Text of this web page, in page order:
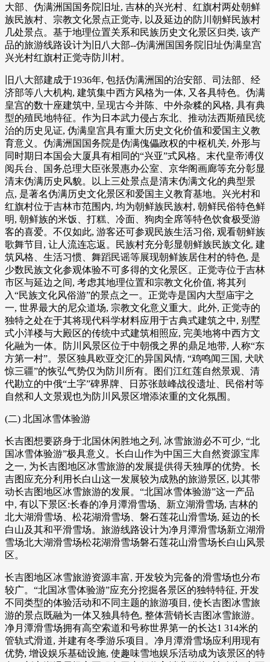
大部、伪满洲国国务院旧址, 吉林的兴光村、红旗村两处朝鲜
族民族村、宗教文化景点正觉寺, 以及延边的防川朝鲜民族村
几处景点。基于地理位置关系和民族历史文化景区归类, 该产
品的旅游线路设计为旧八大部--伪满洲国国务院旧址伪满皇宫
兴光村红旗村正觉寺防川村。
旧八大部建成于1936年, 包括伪满洲国的治安部、司法部、经
济部等八大机构, 建筑集中西方风格为一体, 又各具特色。伪满
皇宫的数十座建筑中, 呈现古今并陈、中外杂糅的风格, 具有典
型的殖民地特征。作为日本武力侵占东北、推动法西斯殖民统
治的历史见证, 伪满皇宫具有重大历史文化价值和爱国主义教
育意义。伪满洲国国务院是伪满傀儡政权的中枢机关, 外形与
同时期日本国会大厦具有相同的“兴亚”式风格。末代皇帝溥仪
阅兵台、国务总理大臣张景惠办公室、京华阁画廊等充分彰显
清末伪满历史风貌。以上三处景点是清末伪满文化的典型景
点, 是著名伪满历史文化景区和爱国主义教育基地。兴光村和
红旗村位于吉林市范围内, 均为朝鲜族民族村, 朝鲜民俗特色鲜
明, 朝鲜族的米饭、打糕、冷面、狗肉全席等特色饮食极受游
客的喜爱。不仅如此, 游客还可参观民族生活习俗, 观看朝鲜族
歌舞节目, 让人流连忘返。民族村充分彰显朝鲜族民族文化, 建
筑风格、生活习惯、舞蹈民谣等展现朝鲜族居住村的特色, 是
少数民族文化参观体验不可多得的文化景区。正觉寺位于吉林
市区与延边之间, 考虑其地理位置和宗教文化价值, 将其列
入“民族文化风俗游”的景点之一。正觉寺是国内大型庙宇之
一, 世界最大的尼众道场, 宗教文化意义重大。此外, 正觉寺的
独特之处在于其将现代科学材料应用于古典式建筑之中, 别墅
式小洋楼与大殿区的传统中式建筑相照应, 完美地将中西方文
化融为一体。防川风景区位于中朝俄之界的鼎足地带, 人称“东
方第一村”。景区独具欧亚交汇的异国风情, “鸡鸣闻三国, 犬吠
惊三疆”的恢弘气势仅为防川所有。图们江红莲自然景观、清
代勘立的中俄“土字”碑界牌、日苏张鼓峰战役遗址、民俗村等
自然和人文景观也为防川风景区增添浓重的文化氛围。
(二) 北国冰雪体验游
长吉图想要跻身于北国休闲胜地之列, 冰雪旅游必不可少, “北
国冰雪体验游”极具意义。长白山作为中国三大自然资源宝库
之一, 为长吉图地区冰雪旅游的发展提供得天独厚的优势。长
吉图应充分利用长白山这一发展较为成熟的旅游景区, 以其带
动长吉图地区冰雪旅游的发展。“北国冰雪体验游”这一产品
中, 有以下景区:长春的净月潭滑雪场、新立湖滑雪场, 吉林的
北大湖滑雪场、松花湖滑雪场、磐石莲花山滑雪场, 延边的长
白山及其和平滑雪场。旅游线路设计为净月潭滑雪场新立湖滑
雪场北大湖滑雪场松花湖滑雪场磐石莲花山滑雪场长白山风景
区。
长吉图地区冰雪旅游资源丰富, 开发较为完备的滑雪场也分布
较广。“北国冰雪体验游”应充分挖掘各景区的独特特征, 开发
不同类型的体验活动和不同主题的旅游项目, 使长吉图冰雪旅
游的景点既融为一体又独具特色, 整体营销长吉图冰雪旅游。
净月潭滑雪场拥有高空索道和号称世界第一的长达1 314米的
管轨式滑道, 并建有冬季游乐项目。净月潭滑雪场应利用现有
优势, 增设娱乐基础设施, 使趣味雪地娱乐活动成为该景区的特